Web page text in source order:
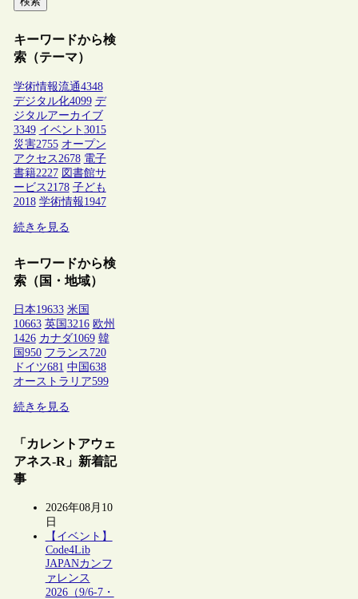
キーワードから検
索（テーマ）
学術情報流通4348
デジタル化4099 デ
ジタルアーカイブ
3349 イベント 3015
災害2755 オープン
アクセス 2678 電子
書籍2227 図書館サ
ービス 2178 子ども
2018 学術情報1947
続きを見る
キーワードから検
索（国・地域）
日本19633 米国
10663 英国 3216 欧州
1426 カナダ1069 韓
国 950 フランス 720
ドイツ681 中国 638
オーストラリア599
続きを見る
「カレントアウェ
アネス-R」新着記
事
2026年08月10
日
【イベント】
Code4Lib
JAPANカンフ
ァレンス
2026（9/6-7・